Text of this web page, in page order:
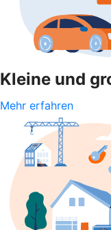
Kleine und
Mehr erfahren